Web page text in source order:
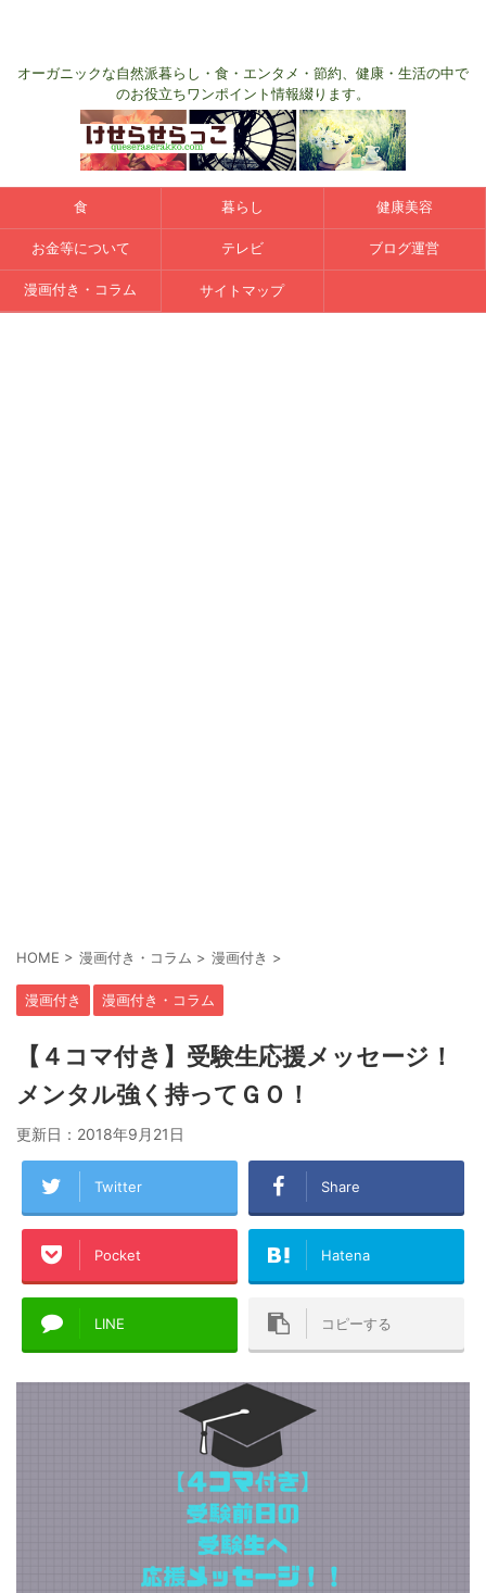
オーガニックな自然派暮らし・食・エンタメ・節約、健康・生活の中で
のお役立ちワンポイント情報綴ります。
食 暮らし 健康美容
お金等について テレビ ブログ運営
漫画付き・コラム サイトマップ
HOME > 漫画付き・コラム > 漫画付き >
漫画付き 漫画付き・コラム
【４コマ付き】受験生応援メッセージ！
メンタル強く持ってＧＯ！
更新日： 2018年9月21日
Twitter Share
Pocket Hatena
LINE コピーする